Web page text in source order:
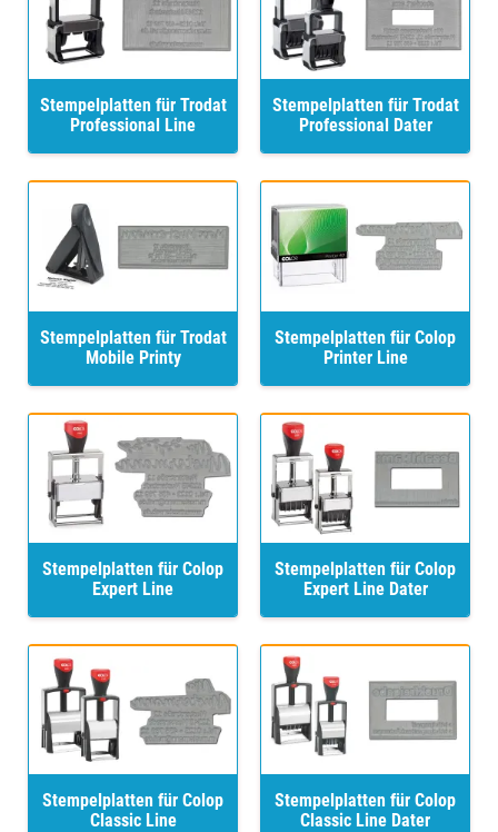
Stempelplatten für Trodat
Professional Line
Stempelplatten für Trodat
Professional Dater
Stempelplatten für Trodat
Mobile Printy
Stempelplatten für Colop
Printer Line
Stempelplatten für Colop
Expert Line
Stempelplatten für Colop
Expert Line Dater
Stempelplatten für Colop
Classic Line
Stempelplatten für Colop
Classic Line Dater